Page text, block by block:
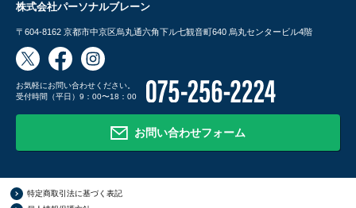
株式会社パーソナルブレーン
〒604-8162 京都市中京区烏丸通六角下ル七観音町640 烏丸センタービル4階
お気軽にお問い合わせください。
受付時間（平日）9：00〜18：00
お問い合わせフォーム
特定商取引法に基づく表記